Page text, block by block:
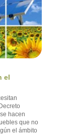
el
hacen
que no
el ámbito